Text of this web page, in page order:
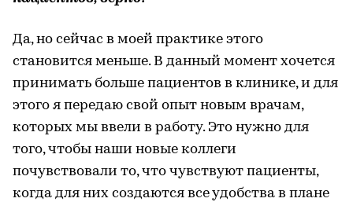
Да, но сейчас в моей практике этого
становится меньше. В данный момент хочется
принимать больше пациентов в клинике, и для
этого я передаю свой опыт новым врачам,
которых мы ввели в работу. Это нужно для
того, чтобы наши новые коллеги
почувствовали то, что чувствуют пациенты,
когда для них создаются все удобства в плане